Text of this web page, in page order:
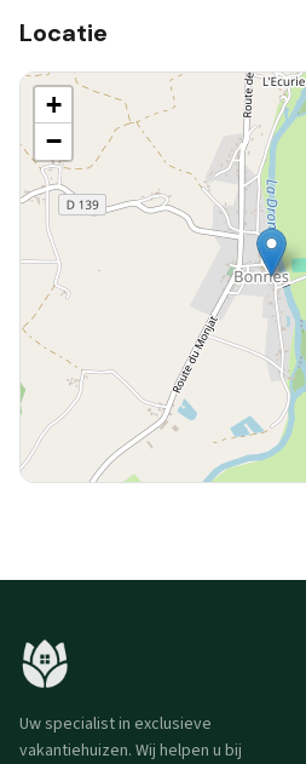
Locatie
+
−
Uw specialist in exclusieve
vakantiehuizen. Wij helpen u bij